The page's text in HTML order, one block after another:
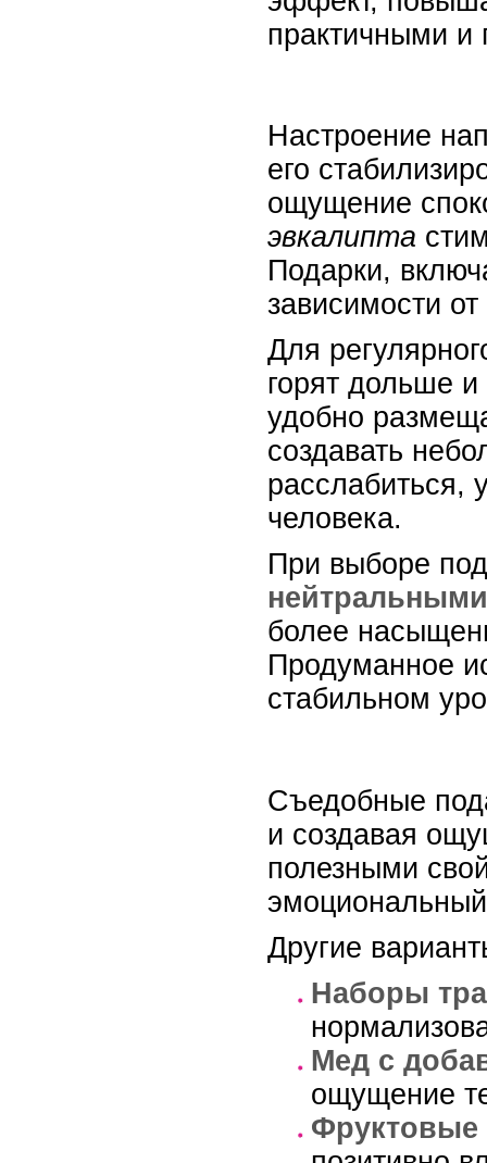
практичными и
Настроение
его
ощущение
эвкалипта
Подарки,
зависимости
Для
горят дольше
удобно
создавать
расслабиться,
человека.
При выборе
более
Продуманное
стабильном
Съедобные
и создавая
полезными
Другие
Наборы
Мед с
ощущение
Фруктовые